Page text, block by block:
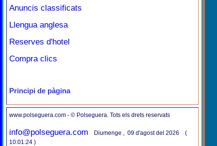
Anuncis classificats
Llengua anglesa
Reserves d'hotel
Compra clics
Principi de pàgina
www.polseguera.com - © Polseguera. Tots els drets reservats
info@polseguera.com
Diumenge , 09 d'agost del 2026 (
10:01:24 )